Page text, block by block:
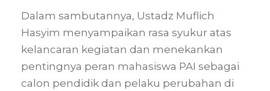
Dalam sambutannya, Ustadz Muflich
Hasyim menyampaikan rasa syukur atas
kelancaran kegiatan dan menekankan
pentingnya peran mahasiswa PAI sebagai
calon pendidik dan pelaku perubahan di